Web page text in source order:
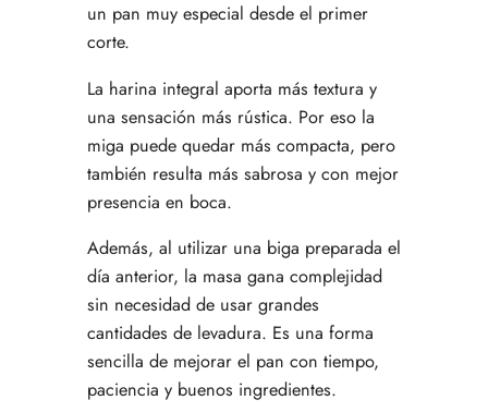
un pan muy especial desde el primer
corte.
La harina integral aporta más textura y
una sensación más rústica. Por eso la
miga puede quedar más compacta, pero
también resulta más sabrosa y con mejor
presencia en boca.
Además, al utilizar una biga preparada el
día anterior, la masa gana complejidad
sin necesidad de usar grandes
cantidades de levadura. Es una forma
sencilla de mejorar el pan con tiempo,
paciencia y buenos ingredientes.